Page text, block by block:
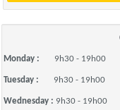
Monday : 9h30 - 19h00
Tuesday : 9h30 - 19h00
Wednesday : 9h30 - 19h00